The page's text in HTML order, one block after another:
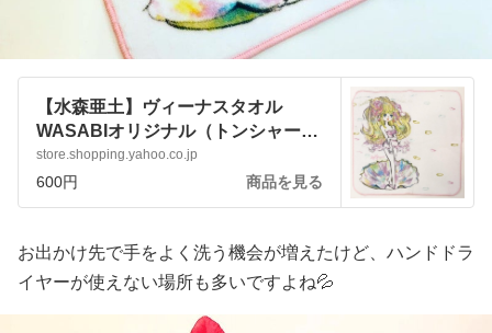
【水森亜土】ヴィーナスタオル
WASABIオリジナル（トンシャー
ム） プチタオル ミニタオル ア
メニティ :vstaoru01:アートサロン
和錆 - 通販 - Yahoo!ショッピング
store.shopping.yahoo.co.jp
600円 商品を見る
お出かけ先で手をよく洗う機会が増えたけど、ハンドドラ
イヤーが使えない場所も多いですよね💦